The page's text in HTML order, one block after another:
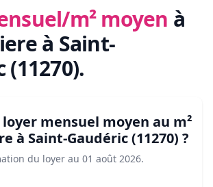
m² moyen à
à Saint-
(11270).
mensuel moyen au m²
à Saint-Gaudéric (11270) ?
du loyer au 01 août 2026.